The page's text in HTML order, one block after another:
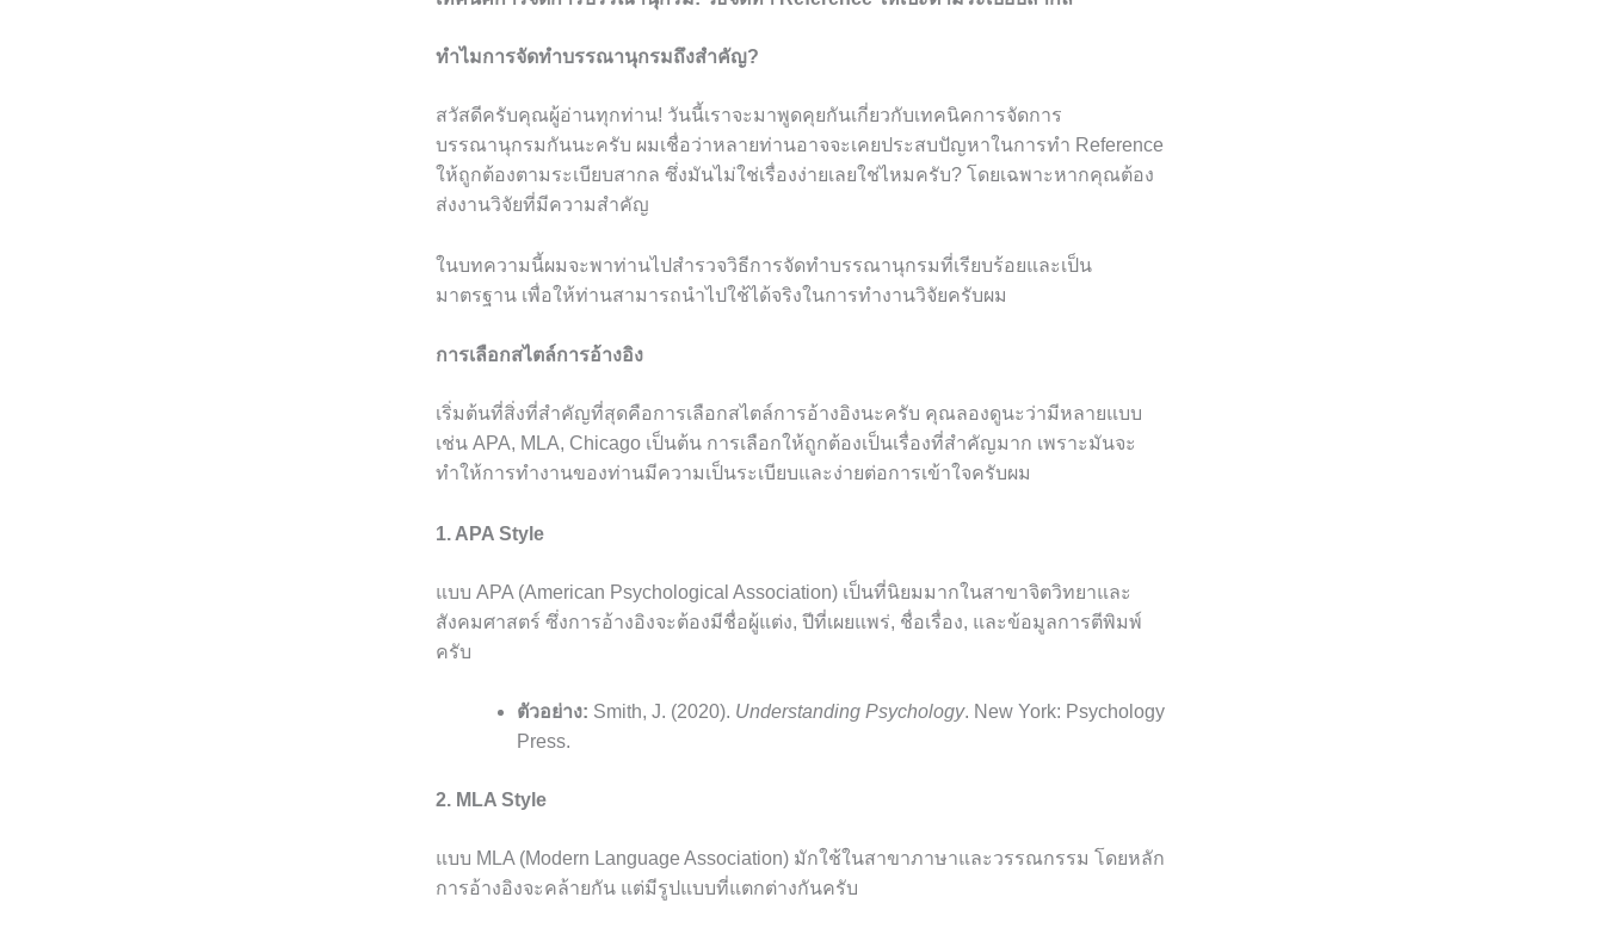
ทำไมการจัดทำบรรณานุกรมถึงสำคัญ?
สวัสดีครับคุณผู้อ่านทุกท่าน! วันนี้เราจะมาพูดคุยกันเกี่ยวกับเทคนิคการจัดการ
บรรณานุกรมกันนะครับ ผมเชื่อว่าหลายท่านอาจจะเคยประสบปัญหาในการทำ Reference
ให้ถูกต้องตามระเบียบสากล ซึ่งมันไม่ใช่เรื่องง่ายเลยใช่ไหมครับ? โดยเฉพาะหากคุณต้อง
ส่งงานวิจัยที่มีความสำคัญ
ในบทความนี้ผมจะพาท่านไปสำรวจวิธีการจัดทำบรรณานุกรมที่เรียบร้อยและเป็น
มาตรฐาน เพื่อให้ท่านสามารถนำไปใช้ได้จริงในการทำงานวิจัยครับผม
การเลือกสไตล์การอ้างอิง
เริ่มต้นที่สิ่งที่สำคัญที่สุดคือการเลือกสไตล์การอ้างอิงนะครับ คุณลองดูนะว่ามีหลายแบบ
เช่น APA, MLA, Chicago เป็นต้น การเลือกให้ถูกต้องเป็นเรื่องที่สำคัญมาก เพราะมันจะ
ทำให้การทำงานของท่านมีความเป็นระเบียบและง่ายต่อการเข้าใจครับผม
1. APA Style
แบบ APA (American Psychological Association) เป็นที่นิยมมากในสาขาจิตวิทยาและ
สังคมศาสตร์ ซึ่งการอ้างอิงจะต้องมีชื่อผู้แต่ง, ปีที่เผยแพร่, ชื่อเรื่อง, และข้อมูลการตีพิมพ์
ครับ
ตัวอย่าง: Smith, J. (2020). Understanding Psychology. New York: Psychology
Press.
2. MLA Style
แบบ MLA (Modern Language Association) มักใช้ในสาขาภาษาและวรรณกรรม โดยหลัก
การอ้างอิงจะคล้ายกัน แต่มีรูปแบบที่แตกต่างกันครับ